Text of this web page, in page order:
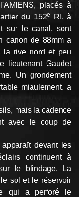
placés à
du 152eRI, à
sur le canal, sont
canon de 88mm a
la rive nord et peu
lieutenant Gaudet
Un grondement
miaulement, a
mais la cadence
avec le coup de
devant les
continuent à
le blindage. La
sol et le réservoir
qui a perforé le